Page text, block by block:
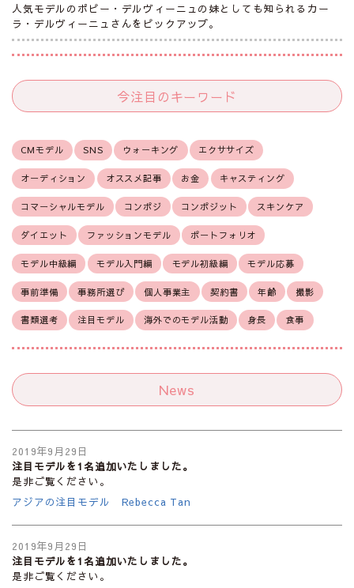
人気モデルのポピー・デルヴィーニュの妹としても知られるカー
ラ・デルヴィーニュさんをピックアップ。
今注目のキーワード
CMモデル SNS ウォーキング エクササイズ
オーディション オススメ記事 お金 キャスティング
コマーシャルモデル コンポジ コンポジット スキンケア
ダイエット ファッションモデル ポートフォリオ
モデル中級編 モデル入門編 モデル初級編 モデル応募
事前準備 事務所選び 個人事業主 契約書 年齢 撮影
書類選考 注目モデル 海外でのモデル活動 身長 食事
News
2019年9月29日
注目モデルを1名追加いたしました。
是非ご覧ください。
アジアの注目モデル Rebecca Tan
2019年9月29日
注目モデルを1名追加いたしました。
是非ご覧ください。